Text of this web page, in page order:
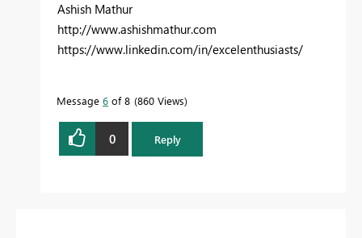
Ashish Mathur
http://www.ashishmathur.com
https://www.linkedin.com/in/excelenthusiasts/
Message 6 of 8 860 Views
0 Reply